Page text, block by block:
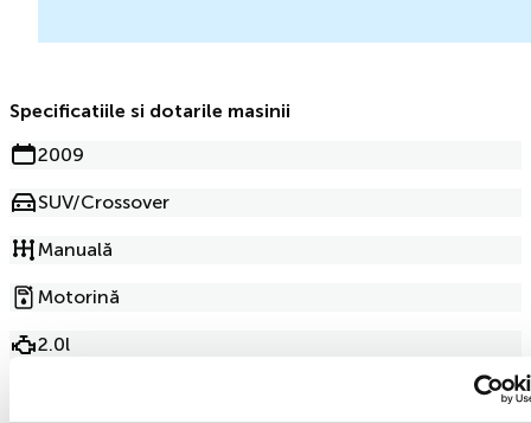
Specificatiile si dotarile masinii
2009
SUV/Crossover
Manuală
Motorină
2.0l